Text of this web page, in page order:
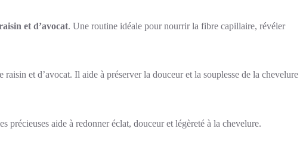
et d’avocat. Une routine idéale pour nourrir la fibre capillaire, révéler
et d’avocat. Il aide à préserver la douceur et la souplesse de la chevelure
aide à redonner éclat, douceur et légèreté à la chevelure.